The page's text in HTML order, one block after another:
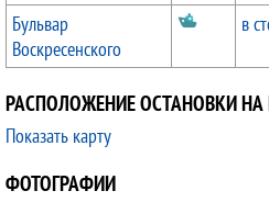
Бульвар
Воскресенского
в
РАСПОЛОЖЕНИЕ ОСТАНОВКИ НА
Показать карту
ФОТОГРАФИИ